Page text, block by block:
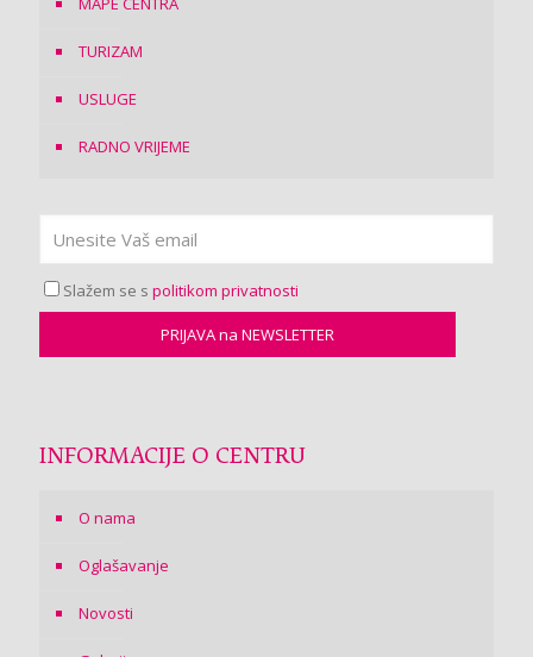
TURIZAM
USLUGE
RADNO VRIJEME
Slažem se s politikom privatnosti
INFORMACIJE O CENTRU
O nama
Oglašavanje
Novosti